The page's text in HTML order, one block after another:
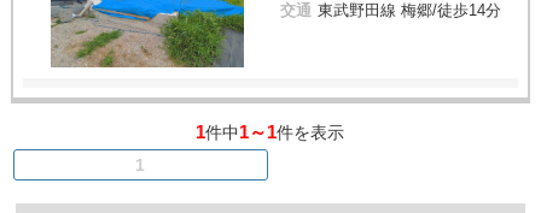
交通 東武野田線 梅郷/徒歩14分
1件中1～1件を表示
1